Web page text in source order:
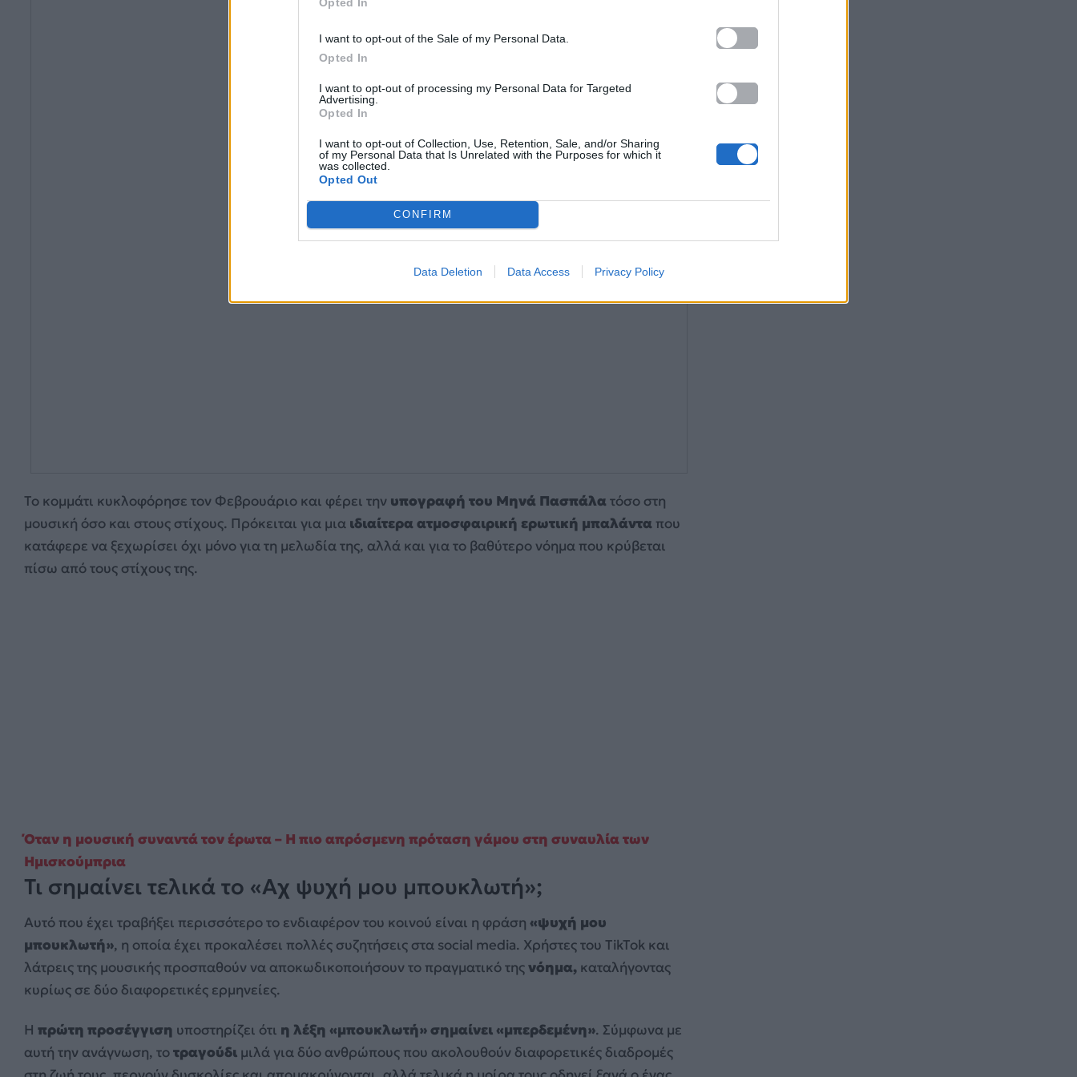
I want to opt-out of the Sale of my Personal Data.
Opted In
I want to opt-out of processing my Personal Data for Targeted
Advertising.
Opted In
I want to opt-out of Collection, Use, Retention, Sale, and/or Sharing
of my Personal Data that Is Unrelated with the Purposes for which it
was collected.
Opted Out
CONFIRM
Data Deletion Data Access Privacy Policy
Το κομμάτι κυκλοφόρησε τον Φεβρουάριο και φέρει την υπογραφή του Μηνά Πασπάλα τόσο στη
μουσική όσο και στους στίχους. Πρόκειται για μια ιδιαίτερα ατμοσφαιρική ερωτική μπαλάντα που
κατάφερε να ξεχωρίσει όχι μόνο για τη μελωδία της, αλλά και για το βαθύτερο νόημα που κρύβεται
πίσω από τους στίχους της.
Όταν η μουσική συναντά τον έρωτα – Η πιο απρόσμενη πρόταση γάμου στη συναυλία των
Ημισκούμπρια
Τι σημαίνει τελικά το «Αχ ψυχή μου μπουκλωτή»;
Αυτό που έχει τραβήξει περισσότερο το ενδιαφέρον του κοινού είναι η φράση «ψυχή μου
μπουκλωτή», η οποία έχει προκαλέσει πολλές συζητήσεις στα social media. Χρήστες του TikTok και
λάτρεις της μουσικής προσπαθούν να αποκωδικοποιήσουν το πραγματικό τηςνόημα, καταλήγοντας
κυρίως σε δύο διαφορετικές ερμηνείες.
Η πρώτη προσέγγιση υποστηρίζει ότι η λέξη «μπουκλωτή» σημαίνει «μπερδεμένη». Σύμφωνα με
αυτή την ανάγνωση, τοτραγούδι μιλά για δύο ανθρώπους που ακολουθούν διαφορετικές διαδρομές